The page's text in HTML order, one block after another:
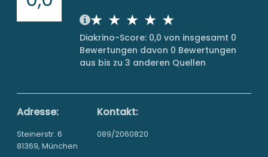
Diakrino-Score: 0,0 von insgesamt 0
Bewertungen davon 0 Bewertungen
aus bis zu 3 anderen Quellen
Adresse:
Steinerstr. 6
81369, München
Kontakt:
089/2060820